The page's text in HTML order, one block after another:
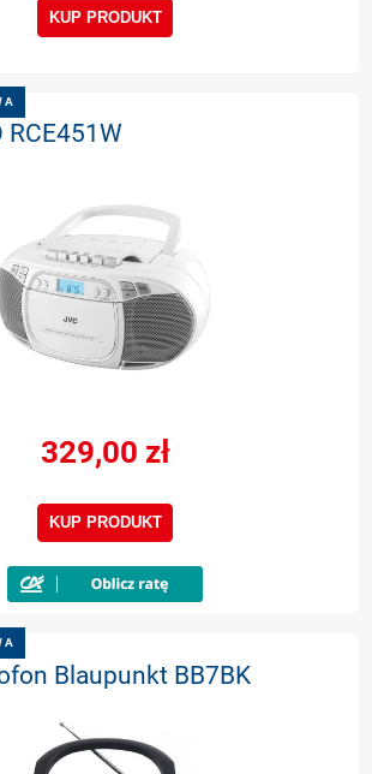
KUP PRODUKT
RCE451W
329,00 zł
KUP PRODUKT
Blaupunkt BB7BK